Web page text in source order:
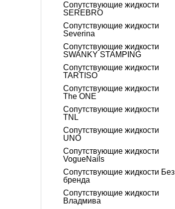
Сопутствующие жидкости
SEREBRO
Сопутствующие жидкости
Severina
Сопутствующие жидкости
SWANKY STAMPING
Сопутствующие жидкости
TARTISO
Сопутствующие жидкости
The ONE
Сопутствующие жидкости
TNL
Сопутствующие жидкости
UNO
Сопутствующие жидкости
VogueNails
Сопутствующие жидкости Без
бренда
Сопутствующие жидкости
Владмива